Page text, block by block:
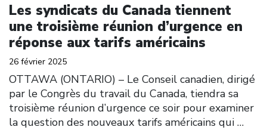
Les syndicats du Canada tiennent
une troisième réunion d’urgence en
réponse aux tarifs américains
26 février 2025
OTTAWA (ONTARIO) – Le Conseil canadien, dirigé
par le Congrès du travail du Canada, tiendra sa
troisième réunion d’urgence ce soir pour examiner
la question des nouveaux tarifs américains qui …